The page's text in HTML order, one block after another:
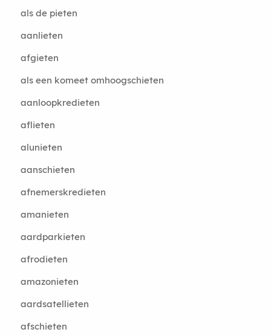
als de pieten
aanlieten
afgieten
als een komeet omhoogschieten
aanloopkredieten
aflieten
alunieten
aanschieten
afnemerskredieten
amanieten
aardparkieten
afrodieten
amazonieten
aardsatellieten
afschieten